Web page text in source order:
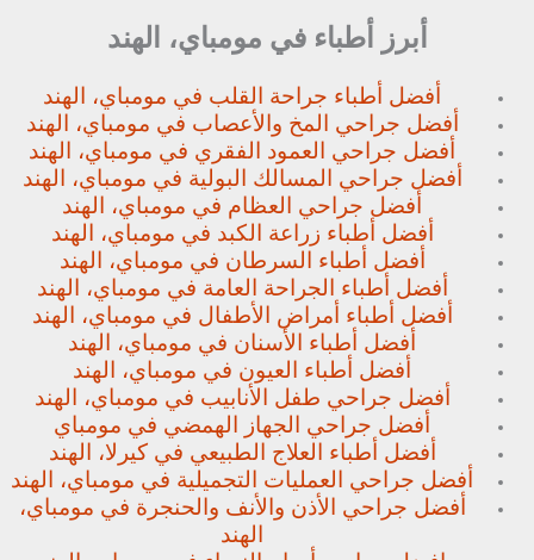
أبرز أطباء في مومباي، الهند
أفضل أطباء جراحة القلب في مومباي، الهند
أفضل جراحي المخ والأعصاب في مومباي، الهند
أفضل جراحي العمود الفقري في مومباي، الهند
أفضل جراحي المسالك البولية في مومباي، الهند
أفضل جراحي العظام في مومباي، الهند
أفضل أطباء زراعة الكبد في مومباي، الهند
أفضل أطباء السرطان في مومباي، الهند
أفضل أطباء الجراحة العامة في مومباي، الهند
أفضل أطباء أمراض الأطفال في مومباي، الهند
أفضل أطباء الأسنان في مومباي، الهند
أفضل أطباء العيون في مومباي، الهند
أفضل جراحي طفل الأنابيب في مومباي، الهند
أفضل جراحي الجهاز الهمضي في مومباي
أفضل أطباء العلاج الطبيعي في كيرلا، الهند
أفضل جراحي العمليات التجميلية في مومباي، الهند
أفضل جراحي الأذن والأنف والحنجرة في مومباي،
الهند